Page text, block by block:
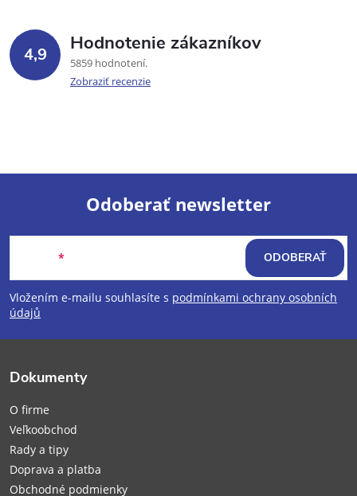
4,9 Hodnotenie zákazníkov
5859 hodnotení
Zobraziť recenzie
Z
á
p
e
Odoberať newsletter
Vložením e-mailu souhlasíte s podmínkami ochrany osobních
údajů
ODOBERAŤ
Dokumenty
O firme
Veľkoobchod
Rady a tipy
Doprava a platba
Obchodné podmienky